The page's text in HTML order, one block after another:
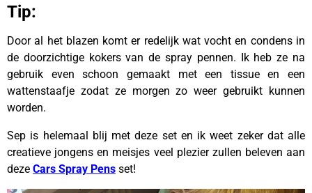
Tip:
Door al het blazen komt er redelijk wat vocht en condens in
de doorzichtige kokers van de spray pennen. Ik heb ze na
gebruik even schoon gemaakt met een tissue en een
wattenstaafje zodat ze morgen zo weer gebruikt kunnen
worden.
Sep is helemaal blij met deze set en ik weet zeker dat alle
creatieve jongens en meisjes veel plezier zullen beleven aan
deze Cars Spray Pens set!